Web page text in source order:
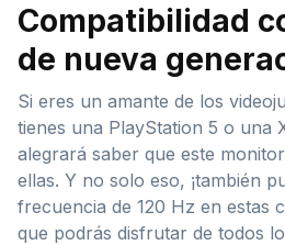
Compatibilidad
de nueva
Si eres un amante de los
tienes una PlayStation 5 o una
alegrará saber que este
ellas. Y no solo eso, ¡también
frecuencia de 120 Hz en estas
que podrás disfrutar de todos